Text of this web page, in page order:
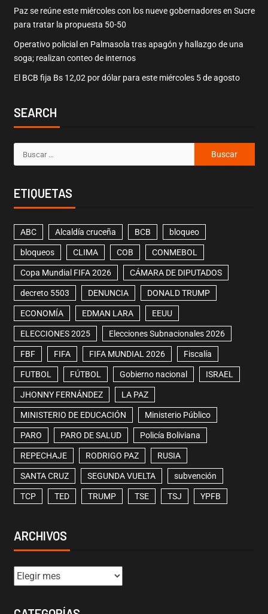
Paz se reúne este miércoles con los nueve gobernadores en Sucre
para tratar la propuesta 50-50
Operativo policial en Palmasola tras apagón y hallazgo de una
soga; realizan conteo de internos
El BCB fija Bs 12,02 por dólar para este miércoles 5 de agosto
SEARCH
ETIQUETAS
ABC Alcaldía cruceña BCB bloqueo
bloqueos CLIMA COB CONMEBOL
Copa Mundial FIFA 2026 CÁMARA DE DIPUTADOS
decreto 5503 DENUNCIA DONALD TRUMP
ECONOMÍA EDMAN LARA EEUU
ELECCIONES 2025 Elecciones Subnacionales 2026
FBF FIFA FIFA MUNDIAL 2026 Fiscalía
FUTBOL FÚTBOL Gobierno nacional ISRAEL
JHONNY FERNÁNDEZ LA PAZ
MINISTERIO DE EDUCACIÓN Ministerio Público
PARO PARO DE SALUD Policía Boliviana
REPECHAJE RODRIGO PAZ RUSIA
SANTA CRUZ SEGUNDA VUELTA subvención
TCP TED TRUMP TSE TSJ YPFB
ARCHIVOS